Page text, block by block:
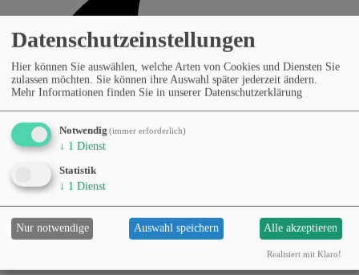
Datenschutzeinstellungen
Hier können Sie auswählen, welche Arten von Cookies und Diensten Sie
zulassen möchten. Sie können ihre Auswahl später jederzeit ändern.
Mehr Informationen finden Sie in unserer Datenschutzerklärung
Notwendig (immer erforderlich)
↓ 1 Dienst
Statistik
↓ 1 Dienst
Nur notwendige Auswahl speichern Alle akzeptieren
Realisiert mit Klaro!